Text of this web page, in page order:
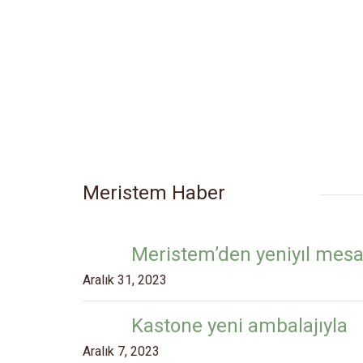
Meristem Haber
Meristem’den yeniyıl
Aralık 31, 2023
Kastone yeni ambalajıyla
Aralık 7, 2023